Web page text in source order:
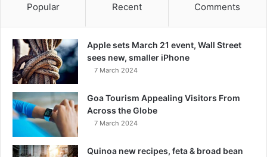
Popular Recent Comments
Apple sets March 21 event, Wall Street
sees new, smaller iPhone
7 March 2024
Goa Tourism Appealing Visitors From
Across the Globe
7 March 2024
Quinoa new recipes, feta & broad bean